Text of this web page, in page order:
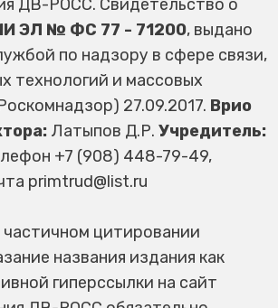
ДВ-РОСС. Свидетельство о
ЭЛ № ФС 77 - 71200, выдано
по надзору в сфере связи,
технологий и массовых
27.09.2017. Врио
Латыпов Д.Р. Учредитель:
+7 (908) 448-79-49,
primtrud@list.ru
цитировании
названия издания как
гиперссылки на сайт